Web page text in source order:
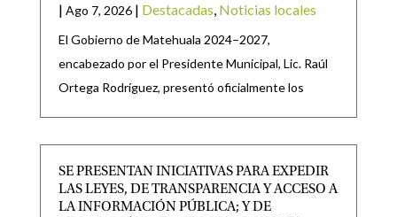
| Ago 7, 2026 | Destacadas, Noticias locales
El Gobierno de Matehuala 2024–2027,
encabezado por el Presidente Municipal, Lic. Raúl
Ortega Rodríguez, presentó oficialmente los
SE PRESENTAN INICIATIVAS PARA EXPEDIR
LAS LEYES, DE TRANSPARENCIA Y ACCESO A
LA INFORMACIÓN PÚBLICA; Y DE